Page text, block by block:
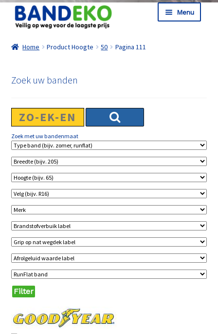
Ga door naar navigatie
Ga naar de inhoud
Menu
Informatie
Afrekenen
Home Product Hoogte 50 Pagina 111
Zoek uw banden
Zoek met uw bandenmaat
Filter